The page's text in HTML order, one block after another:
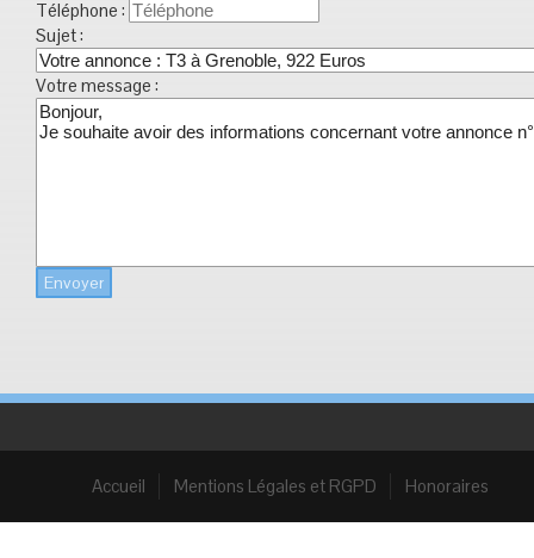
Téléphone :
Sujet :
Votre message :
Envoyer
Accueil Mentions Légales et RGPD Honoraires